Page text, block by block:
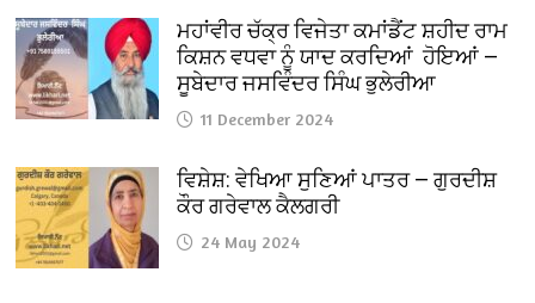
ਮਹਾਂਵੀਰ ਚੱਕ੍ਰ ਵਿਜੇਤਾ ਕਮਾਂਡੈਂਟ ਸ਼ਹੀਦ ਰਾਮ
ਕਿਸ਼ਨ ਵਧਵਾ ਨੂੰ ਯਾਦ ਕਰਦਿਆਂ ਹੋਇਆਂ —
ਸੂਬੇਦਾਰ ਜਸਵਿੰਦਰ ਸਿੰਘ ਭੁਲੇਰੀਆ
11 December 2024
ਵਿਸ਼ੇਸ਼: ਵੇਖਿਆ ਸੁਣਿਆਂ ਪਾਤਰ — ਗੁਰਦੀਸ਼
ਕੌਰ ਗਰੇਵਾਲ ਕੈਲਗਰੀ
24 May 2024